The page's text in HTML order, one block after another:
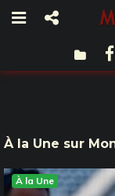
À la Une sur
À la Une